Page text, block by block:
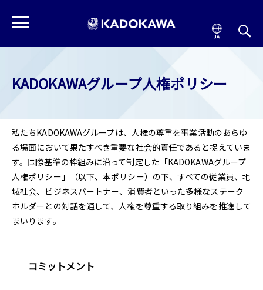
KADOKAWAグループ人権ポリシー
私たちKADOKAWAグループは、人権の尊重を事業活動のあらゆ
る場面において果たすべき重要な社会的責任であると捉えていま
す。国際基準の枠組みに沿って制定した「KADOKAWAグループ
人権ポリシー」（以下、本ポリシー）の下、すべての従業員、地
域社会、ビジネスパートナー、消費者といった多様なステーク
ホルダーとの対話を通して、人権を尊重する取り組みを推進して
まいります。
コミットメント